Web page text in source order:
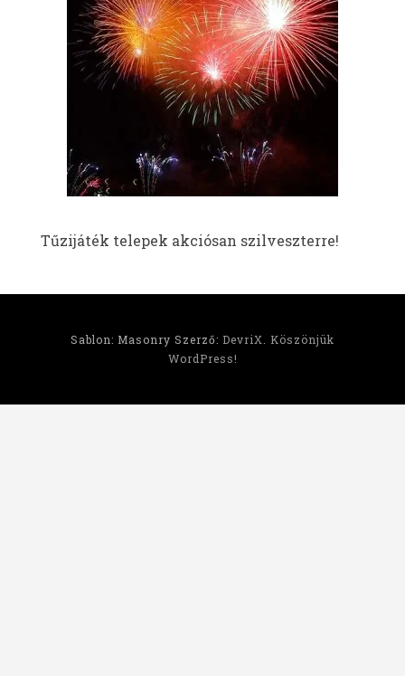
Tűzijáték telepek akciósan szilveszterre!
Sablon: Masonry Szerző: DevriX
Köszönjük
WordPress!